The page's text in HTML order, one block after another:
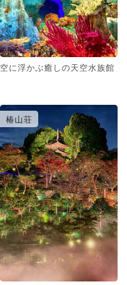
空に浮かぶ癒しの天空水族館
椿山荘